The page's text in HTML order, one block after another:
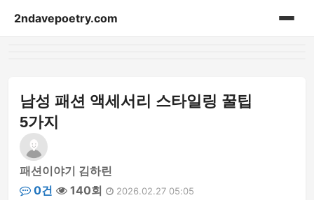
2ndavepoetry.com
bag
beauty
blog-article
남성 패션 액세서리 스타일링 꿀팁
5가지
패션이야기 김하린
0건
140회 2026.02.27 05:05